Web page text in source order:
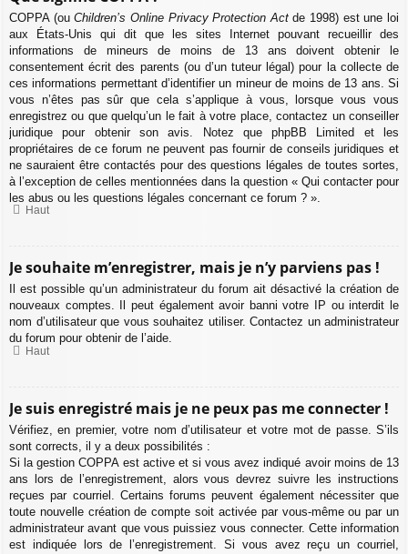
COPPA (ouChildren’s Online Privacy Protection Actde 1998) est une loi
aux États-Unis qui dit que les sites Internet pouvant recueillir des
informations de mineurs de moins de 13 ans doivent obtenir le
consentement écrit des parents (ou d’un tuteur légal) pour la collecte de
ces informations permettant d’identifier un mineur de moins de 13 ans. Si
vous n’êtes pas sûr que cela s’applique à vous, lorsque vous vous
enregistrez ou que quelqu’un le fait à votre place, contactez un conseiller
juridique pour obtenir son avis. Notez que phpBB Limited et les
propriétaires de ce forum ne peuvent pas fournir de conseils juridiques et
ne sauraient être contactés pour des questions légales de toutes sortes,
à l’exception de celles mentionnées dans la question « Qui contacter pour
les abus ou les questions légales concernant ce forum ? ».
Haut
Je souhaite m’enregistrer, mais je n’y parviens pas !
Il est possible qu’un administrateur du forum ait désactivé la création de
nouveaux comptes. Il peut également avoir banni votre IP ou interdit le
nom d’utilisateur que vous souhaitez utiliser. Contactez un administrateur
du forum pour obtenir de l’aide.
Haut
Je suis enregistré mais je ne peux pas me connecter !
Vérifiez, en premier, votre nom d’utilisateur et votre mot de passe. S’ils
sont corrects, il y a deux possibilités :
Si la gestion COPPA est active et si vous avez indiqué avoir moins de 13
ans lors de l’enregistrement, alors vous devrez suivre les instructions
reçues par courriel. Certains forums peuvent également nécessiter que
toute nouvelle création de compte soit activée par vous-même ou par un
administrateur avant que vous puissiez vous connecter. Cette information
est indiquée lors de l’enregistrement. Si vous avez reçu un courriel,